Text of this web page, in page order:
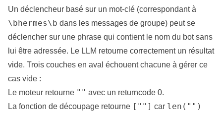
Un déclencheur basé sur un mot-clé (correspondant à
\bhermes\b dans les messages de groupe) peut se
déclencher sur une phrase qui contient le nom du bot sans
lui être adressée. Le LLM retourne correctement un résultat
vide. Trois couches en aval échouent chacune à gérer ce
cas vide :
Le moteur retourne "" avec un returncode 0.
La fonction de découpage retourne [""] car len("")